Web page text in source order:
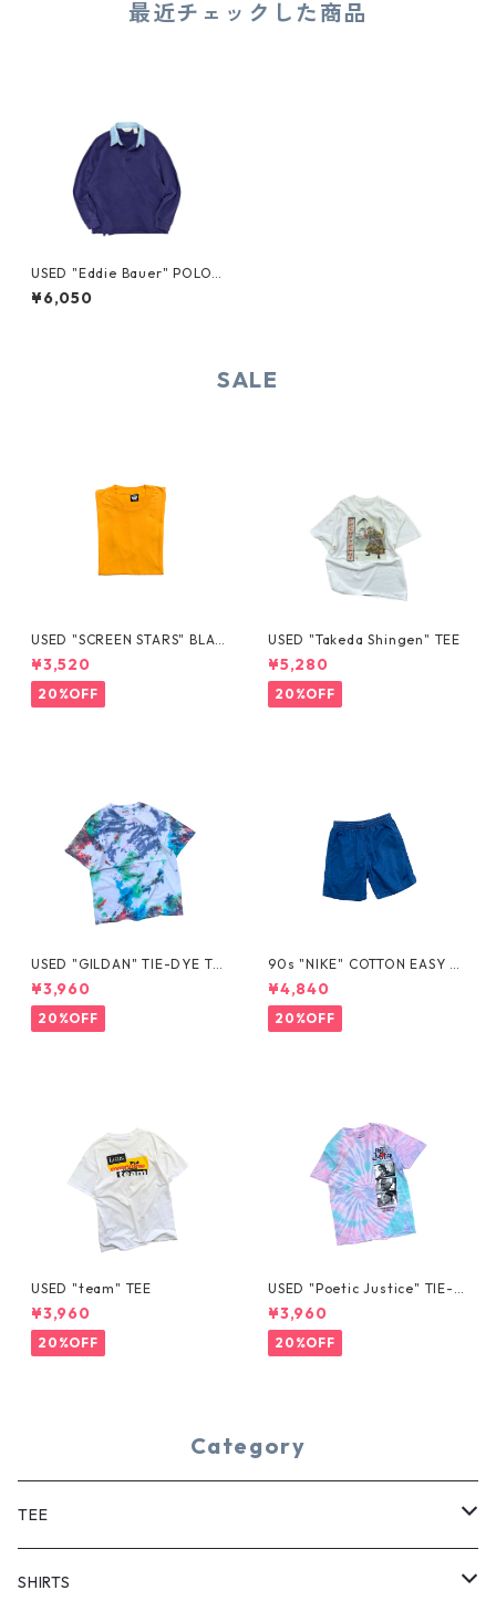
最近チェックした商品
USED "Eddie Bauer" POLO
L/S
¥6,050
SALE
USED "SCREEN STARS" BLAN
K TEE
¥3,520
20%OFF
USED "Takeda Shingen" TEE
¥5,280
20%OFF
USED "GILDAN" TIE-DYE TE
E
¥3,960
20%OFF
90s "NIKE" COTTON EASY S
HORTS
¥4,840
20%OFF
USED "team" TEE
¥3,960
20%OFF
USED "Poetic Justice" TIE-D
YE TEE
¥3,960
20%OFF
Category
TEE
SHORT SLEEVE
SHIRTS